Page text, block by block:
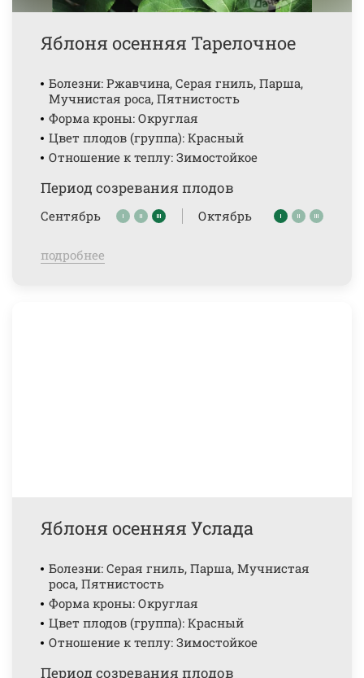
Яблоня осенняя Тарелочное
Болезни: Ржавчина, Серая гниль, Парша,
Мучнистая роса, Пятнистость
Форма кроны: Округлая
Цвет плодов (группа): Красный
Отношение к теплу: Зимостойкое
Период созревания плодов
Сентябрь Октябрь
подробнее
Яблоня осенняя Услада
Болезни: Серая гниль, Парша, Мучнистая
роса, Пятнистость
Форма кроны: Округлая
Цвет плодов (группа): Красный
Отношение к теплу: Зимостойкое
Период созревания плодов